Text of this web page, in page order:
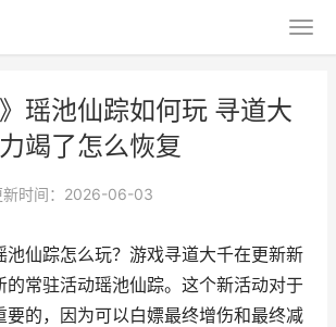
瑶池仙踪如何玩 寻道大
竭了怎么恢复
新时间：2026-06-03
池仙踪怎么玩？游戏寻道大千在更新新
的常驻活动瑶池仙踪。这个新活动对于
要的，因为可以白嫖最终增伤和最终减